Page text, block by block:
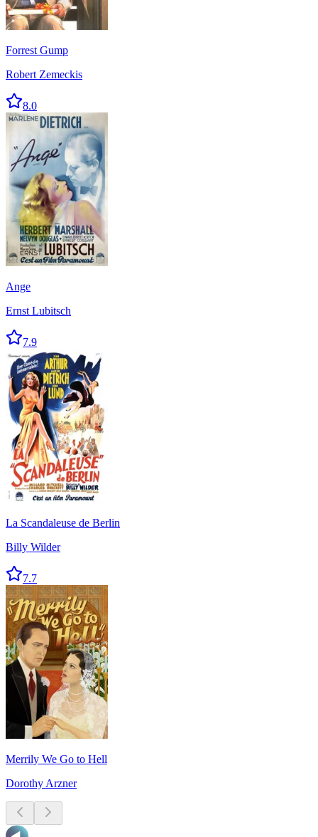
Forrest Gump
Robert Zemeckis
8.0
Ange
Ernst Lubitsch
7.9
La Scandaleuse de Berlin
Billy Wilder
7.7
Merrily We Go to Hell
Dorothy Arzner